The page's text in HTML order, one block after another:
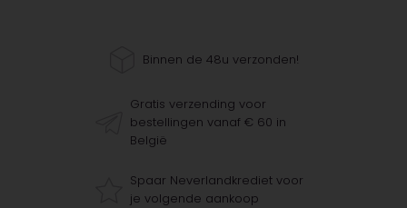
Binnen de 48u verzonden!
Gratis verzending voor
bestellingen vanaf € 60 in
België
Spaar Neverlandkrediet voor
je volgende aankoop